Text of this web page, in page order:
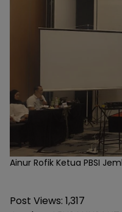
Ainur Rofik Ketua PBSI
Post Views: 1,317